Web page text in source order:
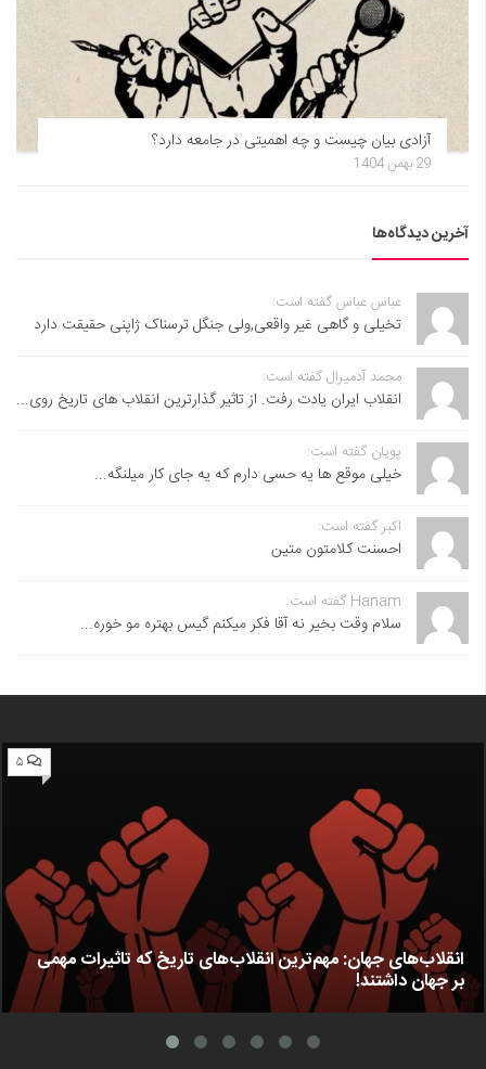
آزادی بیان چیست و چه اهمیتی در جامعه دارد؟
29 بهمن 1404
آخرین دیدگاه‌ها
عباس عباس گفته است:
تخیلی و گاهی غیر واقعی,ولی جنگل ترسناک ژاپنی حقیقت دارد
محمد آدمیرال گفته است:
انقلاب ایران یادت رفت. از تاثیر گذارترین انقلاب های تاریخ روی...
پویان گفته است:
خیلی موقع ها یه حسی دارم که یه جای کار میلنگه...
اکبر گفته است:
احسنت ‌کلامتون متین
Hanam گفته است:
سلام وقت بخیر نه آقا فکر میکنم گیس بهتره مو خوره...
۵
انقلاب‌های جهان: مهم‌ترین انقلاب‌های تاریخ که تاثیرات مهمی
بر جهان داشتند!